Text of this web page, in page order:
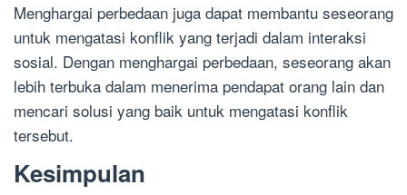
Menghargai perbedaan juga dapat membantu seseorang
untuk mengatasi konflik yang terjadi dalam interaksi
sosial. Dengan menghargai perbedaan, seseorang akan
lebih terbuka dalam menerima pendapat orang lain dan
mencari solusi yang baik untuk mengatasi konflik
tersebut.
Kesimpulan